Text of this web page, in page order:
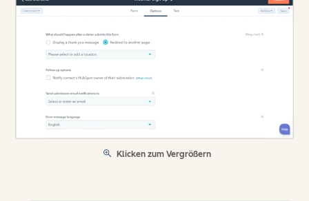
Klicken zum Vergrößern